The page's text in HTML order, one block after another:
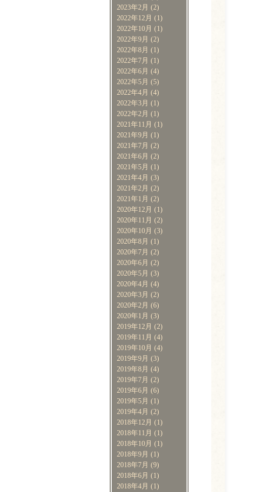
2023年2月 (2)
2022年12月 (1)
2022年10月 (1)
2022年9月 (2)
2022年8月 (1)
2022年7月 (1)
2022年6月 (4)
2022年5月 (5)
2022年4月 (4)
2022年3月 (1)
2022年2月 (1)
2021年11月 (1)
2021年9月 (1)
2021年7月 (2)
2021年6月 (2)
2021年5月 (1)
2021年4月 (3)
2021年2月 (2)
2021年1月 (2)
2020年12月 (1)
2020年11月 (2)
2020年10月 (3)
2020年8月 (1)
2020年7月 (2)
2020年6月 (2)
2020年5月 (3)
2020年4月 (4)
2020年3月 (2)
2020年2月 (6)
2020年1月 (3)
2019年12月 (2)
2019年11月 (4)
2019年10月 (4)
2019年9月 (3)
2019年8月 (4)
2019年7月 (2)
2019年6月 (6)
2019年5月 (1)
2019年4月 (2)
2018年12月 (1)
2018年11月 (1)
2018年10月 (1)
2018年9月 (1)
2018年7月 (9)
2018年6月 (1)
2018年4月 (1)